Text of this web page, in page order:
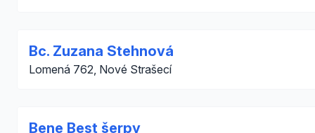
Bc. Zuzana Stehnová
Lomená 762, Nové Strašecí
Bene Best šerpy